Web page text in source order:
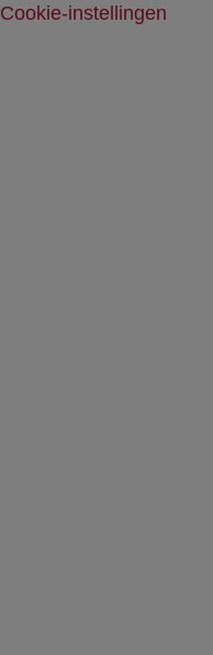
Cookie-instellingen